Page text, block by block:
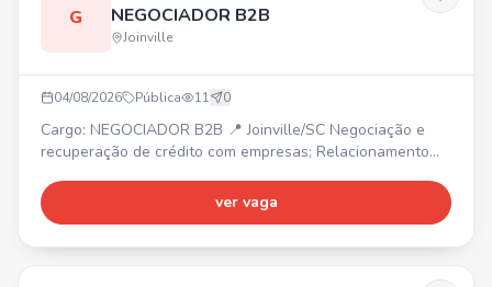
G NEGOCIADOR B2B
Joinville
04/08/2026 Pública 11 0
Cargo: NEGOCIADOR B2B 📍 Joinville/SC Negociação e
recuperação de crédito com empresas; Relacionamento
de Telemarketing B2B (Araquari/SC), Estagiário de
Marketing (Joinville/SC), Back Office (Joinville/SC),
ver vaga